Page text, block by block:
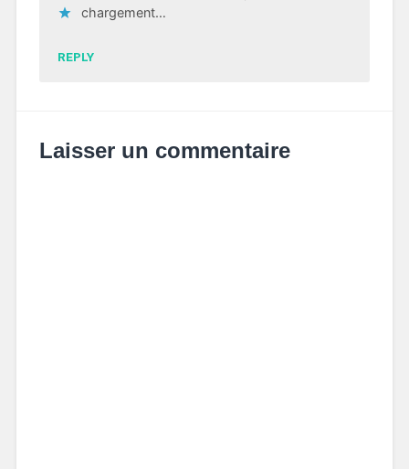
chargement…
REPLY
Laisser un commentaire